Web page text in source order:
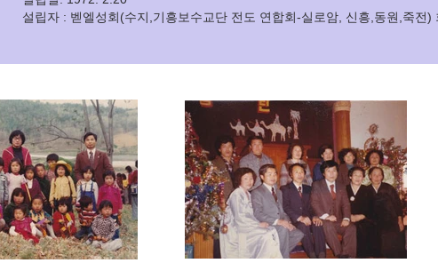
설립자 : 벧엘성회(수지,기흥보수교단 전도 연합회-실로암, 신흥,동원,죽전)